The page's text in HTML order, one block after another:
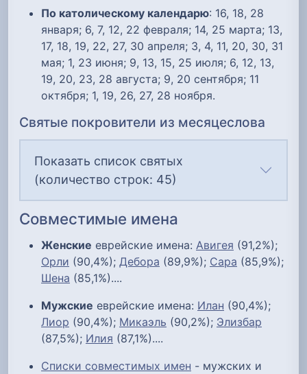
По католическому календарю: 16, 18, 28
января; 6, 7, 12, 22 февраля; 14, 25 марта; 13,
17, 18, 19, 22, 27, 30 апреля; 3, 4, 11, 20, 30, 31
мая; 1, 23 июня; 9, 13, 15, 25 июля; 6, 12, 13,
19, 20, 23, 28 августа; 9, 20 сентября; 11
октября; 1, 19, 26, 27, 28 ноября.
Святые покровители из месяцеслова
Показать список святых
(количество строк: 45)
Совместимые имена
Женские еврейские имена: Авигея (91,2%);
Орли (90,4%); Дебора (89,9%); Сара (85,9%);
Шена (85,1%)....
Мужские еврейские имена: Илан (90,4%);
Лиор (90,4%); Микаэль (90,2%); Элизбар
(87,5%); Илия (87,1%)....
Списки совместимых имен - мужских и